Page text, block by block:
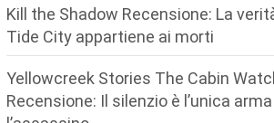
Kill the Shadow Recensione: La
Tide City appartiene ai morti
Yellowcreek Stories The Cabin
Recensione: Il silenzio è l’unica